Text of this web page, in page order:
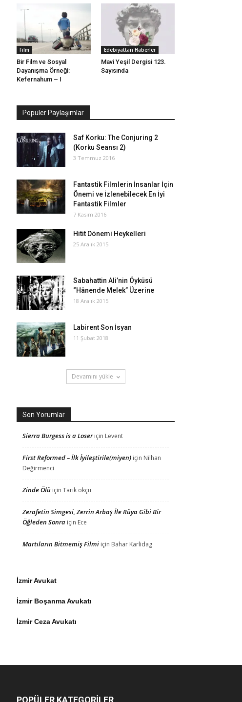
Film
Bir Film ve Sosyal
Dayanışma Örneği:
Kefernahum – I
Edebiyattan Haberler
Mavi Yeşil Dergisi 123.
Sayısında
Popüler Paylaşımlar
Saf Korku: The Conjuring 2
(Korku Seansı 2)
3 Temmuz 2016
Fantastik Filmlerin İnsanlar İçin
Önemi ve İzlenebilecek En İyi
Fantastik Filmler
7 Kasım 2016
Hitit Dönemi Heykelleri
25 Aralık 2015
Sabahattin Ali’nin Öyküsü
“Hânende Melek” Üzerine
18 Aralık 2015
Labirent Son İsyan
11 Şubat 2018
Devamını yükle
Son Yorumlar
Sierra Burgess is a Loseriçin Levent
First Reformed – İlk İyileştirile(miyen) için Nilhan
Değirmenci
Zinde Ölü için Tarık okçu
Zerafetin Simgesi, Zerrin Arbaş İle Rüya Gibi Bir
Öğleden Sonra için Ece
Martıların Bitmemiş Filmi için Bahar Karlidag
İzmir Avukat
İzmir Boşanma Avukatı
İzmir Ceza Avukatı
POPÜLER KATEGORİLER